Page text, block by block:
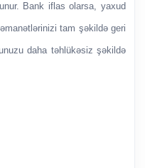
Bank iflas olarsa, yaxud
tam şəkildə geri
daha təhlükəsiz şəkildə